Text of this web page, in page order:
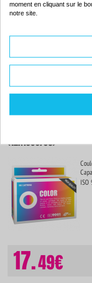
16.
(12A1980/85)
ISO
17.49€
moment en cliquant sur le
notre site.